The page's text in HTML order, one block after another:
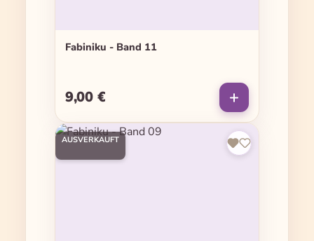
Fabiniku - Band 11
Regulärer Preis:
9,00 €
AUSVERKAUFT